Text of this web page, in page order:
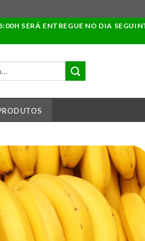
SERÁ ENTREGUE NO DIA
ADICIONAR
A LISTA DE
COMPRAS